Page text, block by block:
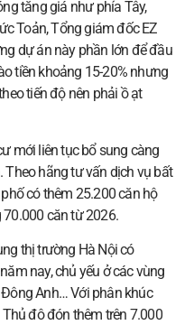
tăng giá như phía Tây,
Toản, Tổng giám đốc EZ
dự án này phần lớn để đầu
tiền khoảng 15-20% nhưng
tiến độ nên phải ồ ạt
mới liên tục bổ sung càng
hãng tư vấn dịch vụ bất
có thêm 25.200 căn hộ
căn từ 2026.
thị trường Hà Nội có
nay, chủ yếu ở các vùng
Anh… Với phân khúc
đô đón thêm trên 7.000